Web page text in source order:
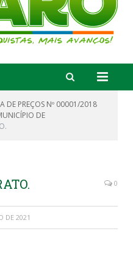
DE PREÇOS Nº 00001/2018
DE
0
DE 2021